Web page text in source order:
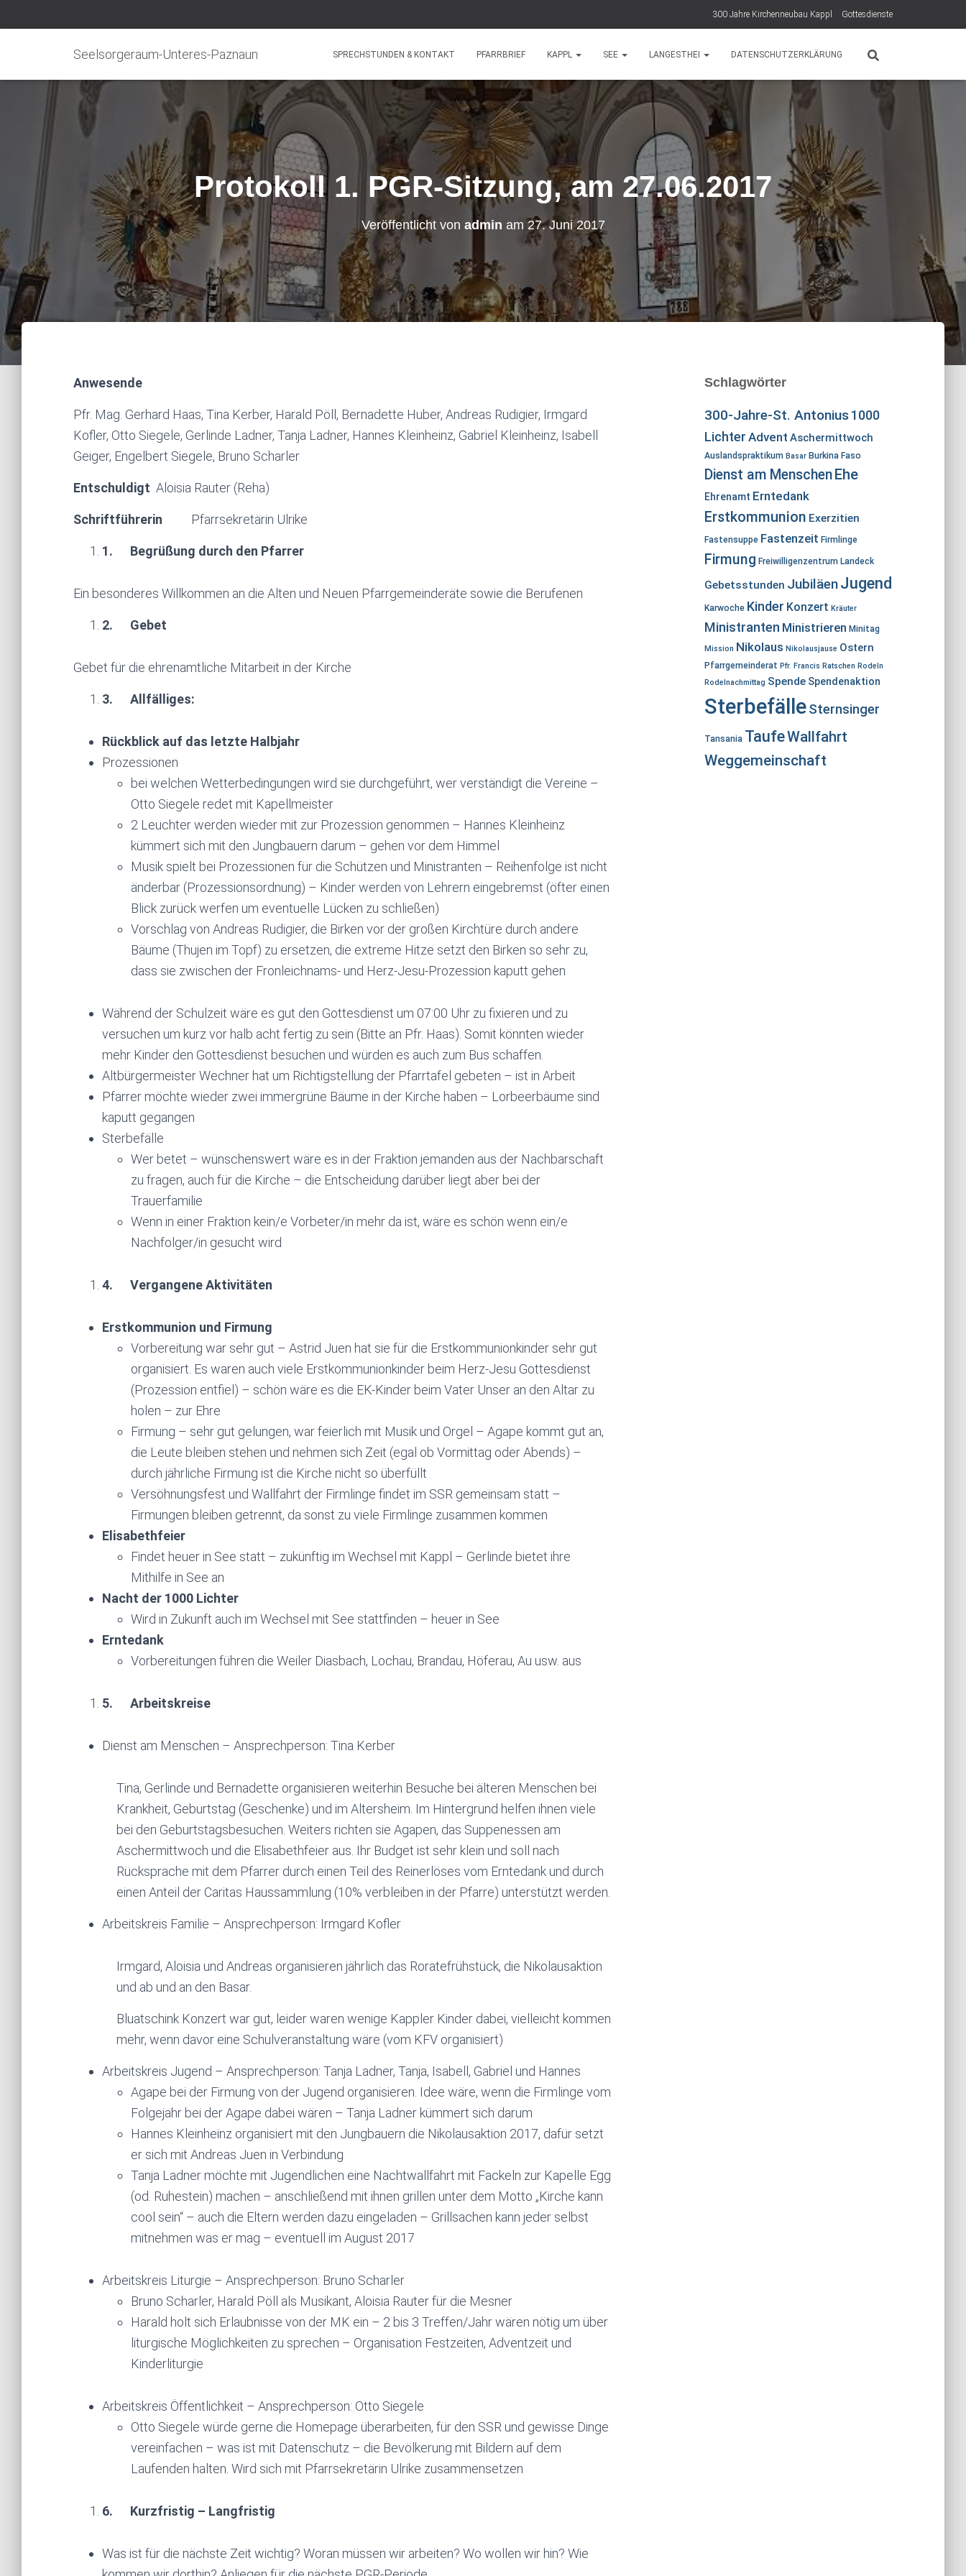
300 Jahre Kirchenneubau Kappl Gottesdienste
Seelsorgeraum-Unteres-Paznaun SPRECHSTUNDEN & KONTAKT PFARRBRIEF KAPPL SEE LANGESTHEI DATENSCHUTZERKLÄRUNG
Protokoll 1. PGR-Sitzung, am 27.06.2017
Veröffentlicht von admin am27. Juni 2017
Anwesende
Pfr. Mag. Gerhard Haas, Tina Kerber, Harald Pöll, Bernadette Huber, Andreas Rudigier, Irmgard
Kofler, Otto Siegele, Gerlinde Ladner, Tanja Ladner, Hannes Kleinheinz, Gabriel Kleinheinz, Isabell
Geiger, Engelbert Siegele, Bruno Scharler
Entschuldigt Aloisia Rauter (Reha)
Schriftführerin Pfarrsekretärin Ulrike
1. Begrüßung durch den Pfarrer
Ein besonderes Willkommen an die Alten und Neuen Pfarrgemeinderäte sowie die Berufenen
2. Gebet
Gebet für die ehrenamtliche Mitarbeit in der Kirche
3. Allfälliges:
Rückblick auf das letzte Halbjahr
Prozessionen
bei welchen Wetterbedingungen wird sie durchgeführt, wer verständigt die Vereine –
Otto Siegele redet mit Kapellmeister
2 Leuchter werden wieder mit zur Prozession genommen – Hannes Kleinheinz
kümmert sich mit den Jungbauern darum – gehen vor dem Himmel
Musik spielt bei Prozessionen für die Schützen und Ministranten – Reihenfolge ist nicht
änderbar (Prozessionsordnung) – Kinder werden von Lehrern eingebremst (öfter einen
Blick zurück werfen um eventuelle Lücken zu schließen)
Vorschlag von Andreas Rudigier, die Birken vor der großen Kirchtüre durch andere
Bäume (Thujen im Topf) zu ersetzen, die extreme Hitze setzt den Birken so sehr zu,
dass sie zwischen der Fronleichnams- und Herz-Jesu-Prozession kaputt gehen
Während der Schulzeit wäre es gut den Gottesdienst um 07:00 Uhr zu fixieren und zu
versuchen um kurz vor halb acht fertig zu sein (Bitte an Pfr. Haas). Somit könnten wieder
mehr Kinder den Gottesdienst besuchen und würden es auch zum Bus schaffen.
Altbürgermeister Wechner hat um Richtigstellung der Pfarrtafel gebeten – ist in Arbeit
Pfarrer möchte wieder zwei immergrüne Bäume in der Kirche haben – Lorbeerbäume sind
kaputt gegangen
Sterbefälle
Wer betet – wünschenswert wäre es in der Fraktion jemanden aus der Nachbarschaft
zu fragen, auch für die Kirche – die Entscheidung darüber liegt aber bei der
Trauerfamilie
Wenn in einer Fraktion kein/e Vorbeter/in mehr da ist, wäre es schön wenn ein/e
Nachfolger/in gesucht wird
4. Vergangene Aktivitäten
Erstkommunion und Firmung
Vorbereitung war sehr gut – Astrid Juen hat sie für die Erstkommunionkinder sehr gut
organisiert. Es waren auch viele Erstkommunionkinder beim Herz-Jesu Gottesdienst
(Prozession entfiel) – schön wäre es die EK-Kinder beim Vater Unser an den Altar zu
holen – zur Ehre
Firmung – sehr gut gelungen, war feierlich mit Musik und Orgel – Agape kommt gut an,
die Leute bleiben stehen und nehmen sich Zeit (egal ob Vormittag oder Abends) –
durch jährliche Firmung ist die Kirche nicht so überfüllt
Versöhnungsfest und Wallfahrt der Firmlinge findet im SSR gemeinsam statt –
Firmungen bleiben getrennt, da sonst zu viele Firmlinge zusammen kommen
Elisabethfeier
Findet heuer in See statt – zukünftig im Wechsel mit Kappl – Gerlinde bietet ihre
Mithilfe in See an
Nacht der 1000 Lichter
Wird in Zukunft auch im Wechsel mit See stattfinden – heuer in See
Erntedank
Vorbereitungen führen die Weiler Diasbach, Lochau, Brandau, Höferau, Au usw. aus
5. Arbeitskreise
Dienst am Menschen – Ansprechperson: Tina Kerber
Tina, Gerlinde und Bernadette organisieren weiterhin Besuche bei älteren Menschen bei
Krankheit, Geburtstag (Geschenke) und im Altersheim. Im Hintergrund helfen ihnen viele
bei den Geburtstagsbesuchen. Weiters richten sie Agapen, das Suppenessen am
Aschermittwoch und die Elisabethfeier aus. Ihr Budget ist sehr klein und soll nach
Rücksprache mit dem Pfarrer durch einen Teil des Reinerlöses vom Erntedank und durch
einen Anteil der Caritas Haussammlung (10% verbleiben in der Pfarre) unterstützt werden.
Arbeitskreis Familie – Ansprechperson: Irmgard Kofler
Irmgard, Aloisia und Andreas organisieren jährlich das Roratefrühstück, die Nikolausaktion
und ab und an den Basar.
Bluatschink Konzert war gut, leider waren wenige Kappler Kinder dabei, vielleicht kommen
mehr, wenn davor eine Schulveranstaltung wäre (vom KFV organisiert)
Arbeitskreis Jugend – Ansprechperson: Tanja Ladner, Tanja, Isabell, Gabriel und Hannes
Agape bei der Firmung von der Jugend organisieren. Idee wäre, wenn die Firmlinge vom
Folgejahr bei der Agape dabei wären – Tanja Ladner kümmert sich darum
Hannes Kleinheinz organisiert mit den Jungbauern die Nikolausaktion 2017, dafür setzt
er sich mit Andreas Juen in Verbindung
Tanja Ladner möchte mit Jugendlichen eine Nachtwallfahrt mit Fackeln zur Kapelle Egg
(od. Ruhestein) machen – anschließend mit ihnen grillen unter dem Motto „Kirche kann
cool sein“ – auch die Eltern werden dazu eingeladen – Grillsachen kann jeder selbst
mitnehmen was er mag – eventuell im August 2017
Arbeitskreis Liturgie – Ansprechperson: Bruno Scharler
Bruno Scharler, Harald Pöll als Musikant, Aloisia Rauter für die Mesner
Harald holt sich Erlaubnisse von der MK ein – 2 bis 3 Treffen/Jahr wären nötig um über
liturgische Möglichkeiten zu sprechen – Organisation Festzeiten, Adventzeit und
Kinderliturgie
Arbeitskreis Öffentlichkeit – Ansprechperson: Otto Siegele
Otto Siegele würde gerne die Homepage überarbeiten, für den SSR und gewisse Dinge
vereinfachen – was ist mit Datenschutz – die Bevölkerung mit Bildern auf dem
Laufenden halten. Wird sich mit Pfarrsekretärin Ulrike zusammensetzen
6. Kurzfristig – Langfristig
Was ist für die nächste Zeit wichtig? Woran müssen wir arbeiten? Wo wollen wir hin? Wie
Schlagwörter
300-Jahre-St. Antonius 1000
Lichter Advent Aschermittwoch
Auslandspraktikum Basar Burkina Faso
Dienst am MenschenEhe
Ehrenamt Erntedank
Erstkommunion Exerzitien
Fastensuppe Fastenzeit Firmlinge
Firmung Freiwilligenzentrum Landeck
Gebetsstunden Jubiläen Jugend
Karwoche Kinder Konzert Kräuter
Ministranten Ministrieren Minitag
Mission Nikolaus Nikolausjause Ostern
Pfarrgemeinderat Pfr. Francis Ratschen Rodeln
Rodelnachmittag Spende Spendenaktion
Sterbefälle Sternsinger
Tansania TaufeWallfahrt
Weggemeinschaft